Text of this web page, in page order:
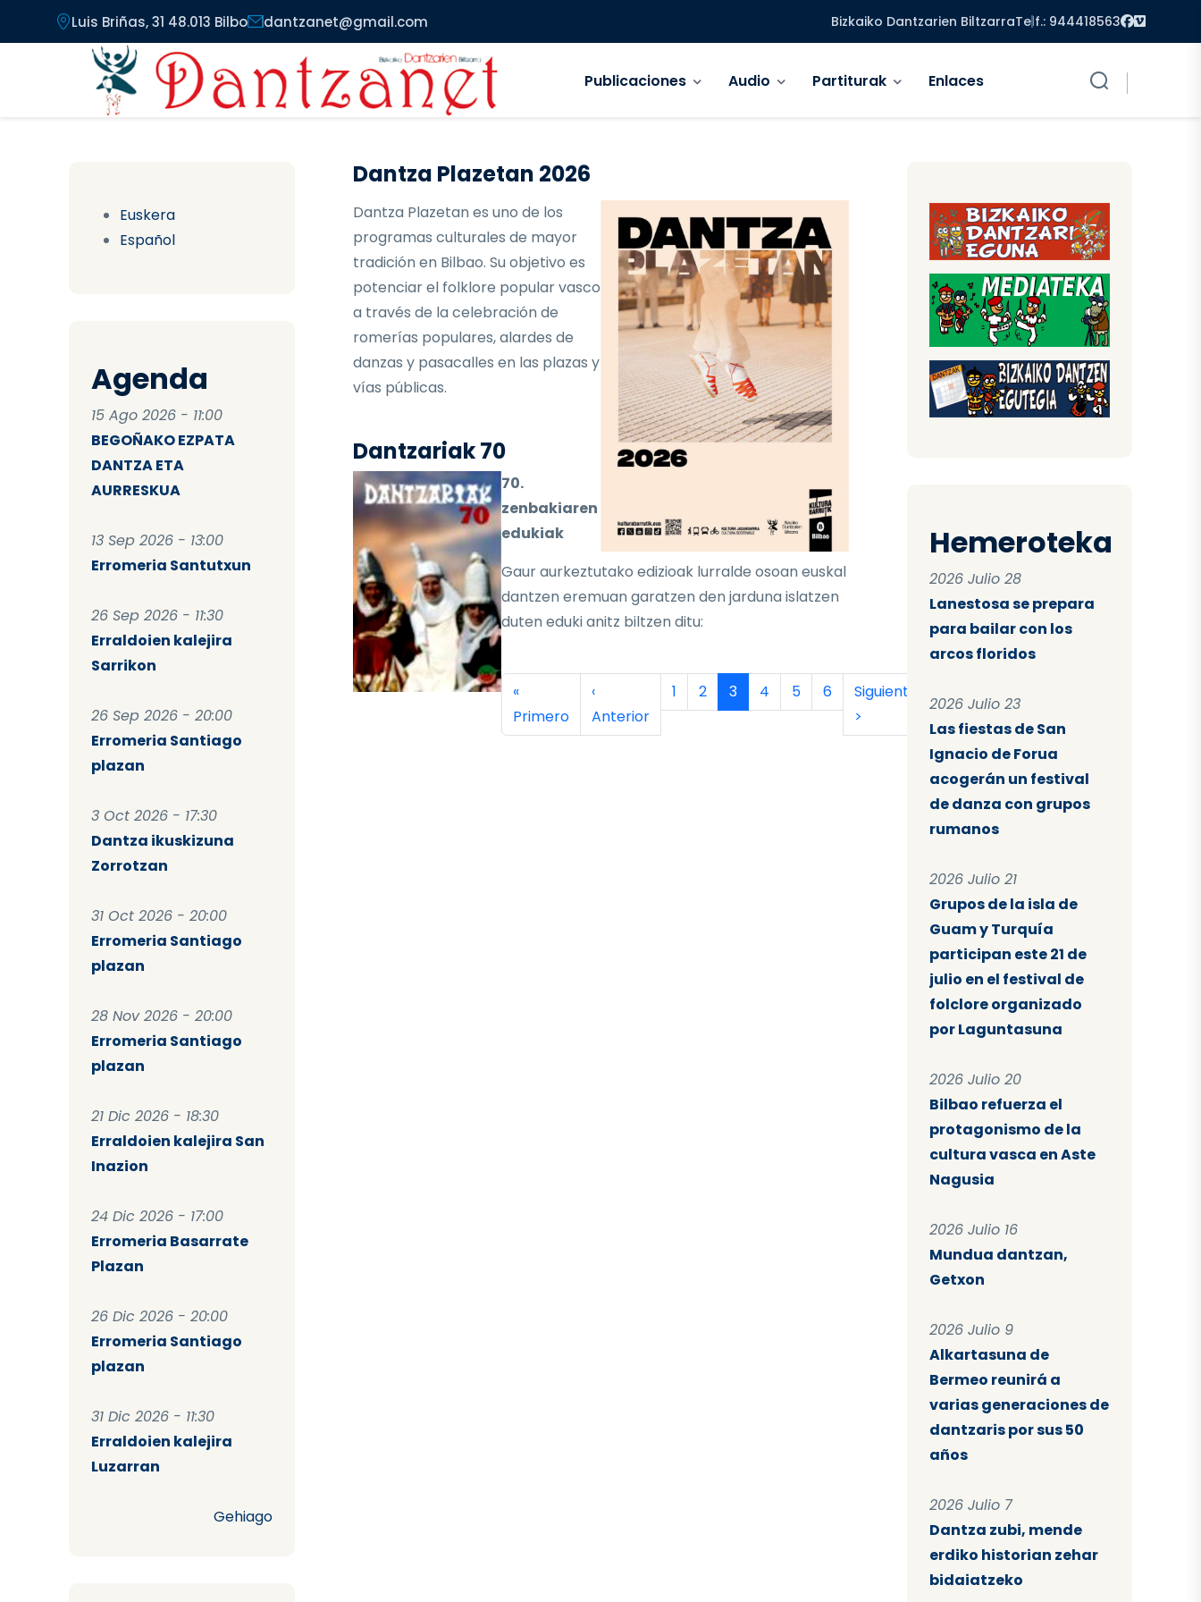
Pasar al contenido principal
Luis Briñas, 31 48.013 Bilbo dantzanet@gmail.com Bizkaiko Dantzarien BiltzarraTelf.: 944418563 Facebook
Vimeo
Publicaciones Audio Partiturak Enlaces
Euskera
Español
Agenda
15 Ago 2026 - 11:00
BEGOÑAKO EZPATA
DANTZA ETA
AURRESKUA
13 Sep 2026 - 13:00
Erromeria Santutxun
26 Sep 2026 - 11:30
Erraldoien kalejira
Sarrikon
26 Sep 2026 - 20:00
Erromeria Santiago
plazan
3 Oct 2026 - 17:30
Dantza ikuskizuna
Zorrotzan
31 Oct 2026 - 20:00
Erromeria Santiago
plazan
28 Nov 2026 - 20:00
Erromeria Santiago
plazan
21 Dic 2026 - 18:30
Erraldoien kalejira San
Inazion
24 Dic 2026 - 17:00
Erromeria Basarrate
Plazan
26 Dic 2026 - 20:00
Erromeria Santiago
plazan
31 Dic 2026 - 11:30
Erraldoien kalejira
Luzarran
Gehiago
Dantza Plazetan 2026
Dantza Plazetan es uno de los
programas culturales de mayor
tradición en Bilbao. Su objetivo es
potenciar el folklore popular vasco
a través de la celebración de
romerías populares, alardes de
danzas y pasacalles en las plazas y
vías públicas.
Dantzariak 70
70.
zenbakiaren
edukiak
Gaur aurkeztutako edizioak lurralde osoan euskal
dantzen eremuan garatzen den jarduna islatzen
duten eduki anitz biltzen ditu:
Paginación Primera página
«
Primero
Página anterior
‹
Anterior
Página
1 Página
2 Página actual
3 Página
4 Página
5 Página
6 Siguiente página
Siguiente
>
Hemeroteka
2026 Julio 28
Lanestosa se prepara
para bailar con los
arcos floridos
2026 Julio 23
Las fiestas de San
Ignacio de Forua
acogerán un festival
de danza con grupos
rumanos
2026 Julio 21
Grupos de la isla de
Guam y Turquía
participan este 21 de
julio en el festival de
folclore organizado
por Laguntasuna
2026 Julio 20
Bilbao refuerza el
protagonismo de la
cultura vasca en Aste
Nagusia
2026 Julio 16
Mundua dantzan,
Getxon
2026 Julio 9
Alkartasuna de
Bermeo reunirá a
varias generaciones de
dantzaris por sus 50
años
2026 Julio 7
Dantza zubi, mende
erdiko historian zehar
bidaiatzeko